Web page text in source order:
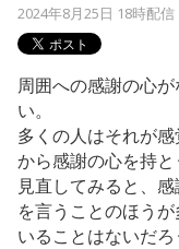
2024年8月25日 18時配信
周囲への感謝の心
い。
多くの人はそれが
から感謝の心を持
見直してみると、
を言うことのほう
いることはないだろ